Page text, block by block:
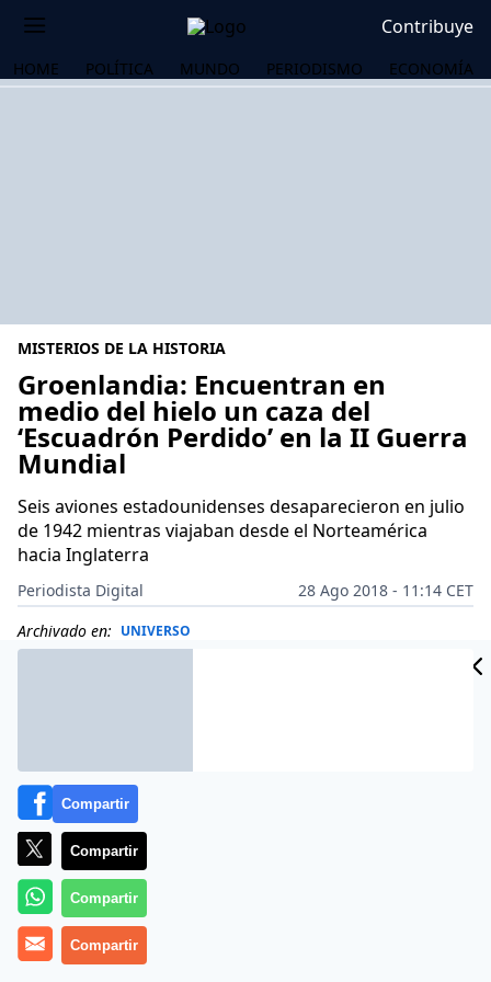
Contribuye
HOME POLÍTICA MUNDO PERIODISMO ECONOMÍA
MISTERIOS DE LA HISTORIA
Groenlandia: Encuentran en
medio del hielo un caza del
‘Escuadrón Perdido’ en la II Guerra
Mundial
Seis aviones estadounidenses desaparecieron en julio
de 1942 mientras viajaban desde el Norteamérica
hacia Inglaterra
Periodista Digital
28 Ago 2018 - 11:14 CET
Archivado en: UNIVERSO
Compartir
Compartir
Compartir
Compartir